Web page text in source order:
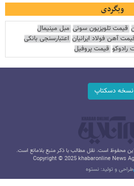
وبگردی
قیمت تلویزیون سونی مبل مینیمال
آهن فولاد ایرانیان اعتبارسنجی بانکی
رادوکو قیمت پروفیل
نسخه دسکتاپ
محفوظ است. نقل مطالب با ذکر منبع بلامانع است.
Copyright © 2025 khabaronline News
طراحی و تولید: نستوه